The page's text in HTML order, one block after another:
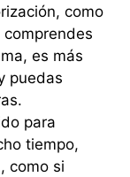
como
es más
puedas
para
tiempo,
como si